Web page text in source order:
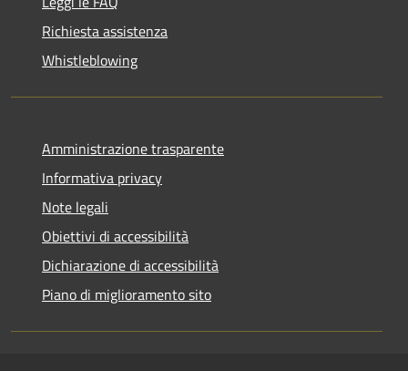
Richiesta assistenza
Whistleblowing
Amministrazione trasparente
Informativa privacy
Note legali
Obiettivi di accessibilità
Dichiarazione di accessibilità
Piano di miglioramento sito